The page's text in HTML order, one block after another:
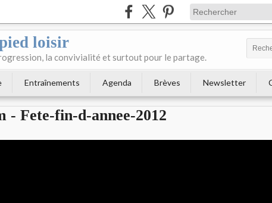
loisir
la convivialité et surtout pour le partage.
Entraînements Agenda Brèves Newsletter
- Fete-fin-d-annee-2012